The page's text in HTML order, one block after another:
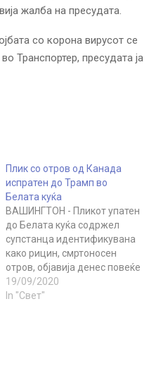
жалба на пресудата.
со корона вирусот се
Транспортер, пресудата ја
Плик со отров од Канада
испратен до Трамп во
Белата куќа
ВАШИНГТОН - Пликот упатен
до Белата куќа содржел
супстанца идентификувана
како рицин, смртоносен
отров, објавија денес повеќе
американски медиуми,
повикувајќи се на сојузен
19/09/2020
In "Свет"